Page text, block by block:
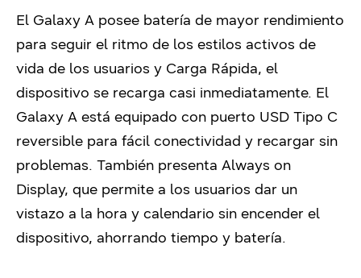
El Galaxy A posee batería de mayor rendimiento
para seguir el ritmo de los estilos activos de
vida de los usuarios y Carga Rápida, el
dispositivo se recarga casi inmediatamente. El
Galaxy A está equipado con puerto USD Tipo C
reversible para fácil conectividad y recargar sin
problemas. También presenta Always on
Display, que permite a los usuarios dar un
vistazo a la hora y calendario sin encender el
dispositivo, ahorrando tiempo y batería.